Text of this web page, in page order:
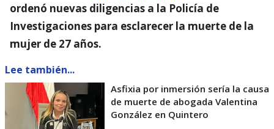
ordenó nuevas diligencias a la Policía de
Investigaciones para esclarecer la muerte de la
mujer de 27 años.
Lee también...
Asfixia por inmersión sería la causa
de muerte de abogada Valentina
González en Quintero